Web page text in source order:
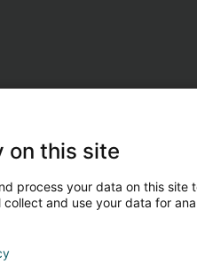
on this site
process your data on this
and use your data for